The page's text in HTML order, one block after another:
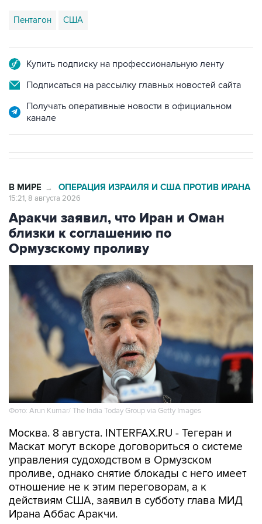
Пентагон США
Купить подписку на профессиональную ленту
Подписаться на рассылку главных новостей сайта
Получать оперативные новости в официальном
канале
В МИРЕ → ОПЕРАЦИЯ ИЗРАИЛЯ И США ПРОТИВ ИРАНА
15:21, 8 августа 2026
Аракчи заявил, что Иран и Оман
близки к соглашению по
Ормузскому проливу
Фото: Arun Kumar/ The India Today Group via Getty Images
Москва. 8 августа. INTERFAX.RU - Тегеран и
Маскат могут вскоре договориться о системе
управления судоходством в Ормузском
проливе, однако снятие блокады с него имеет
отношение не к этим переговорам, а к
действиям США, заявил в субботу глава МИД
Ирана Аббас Аракчи.